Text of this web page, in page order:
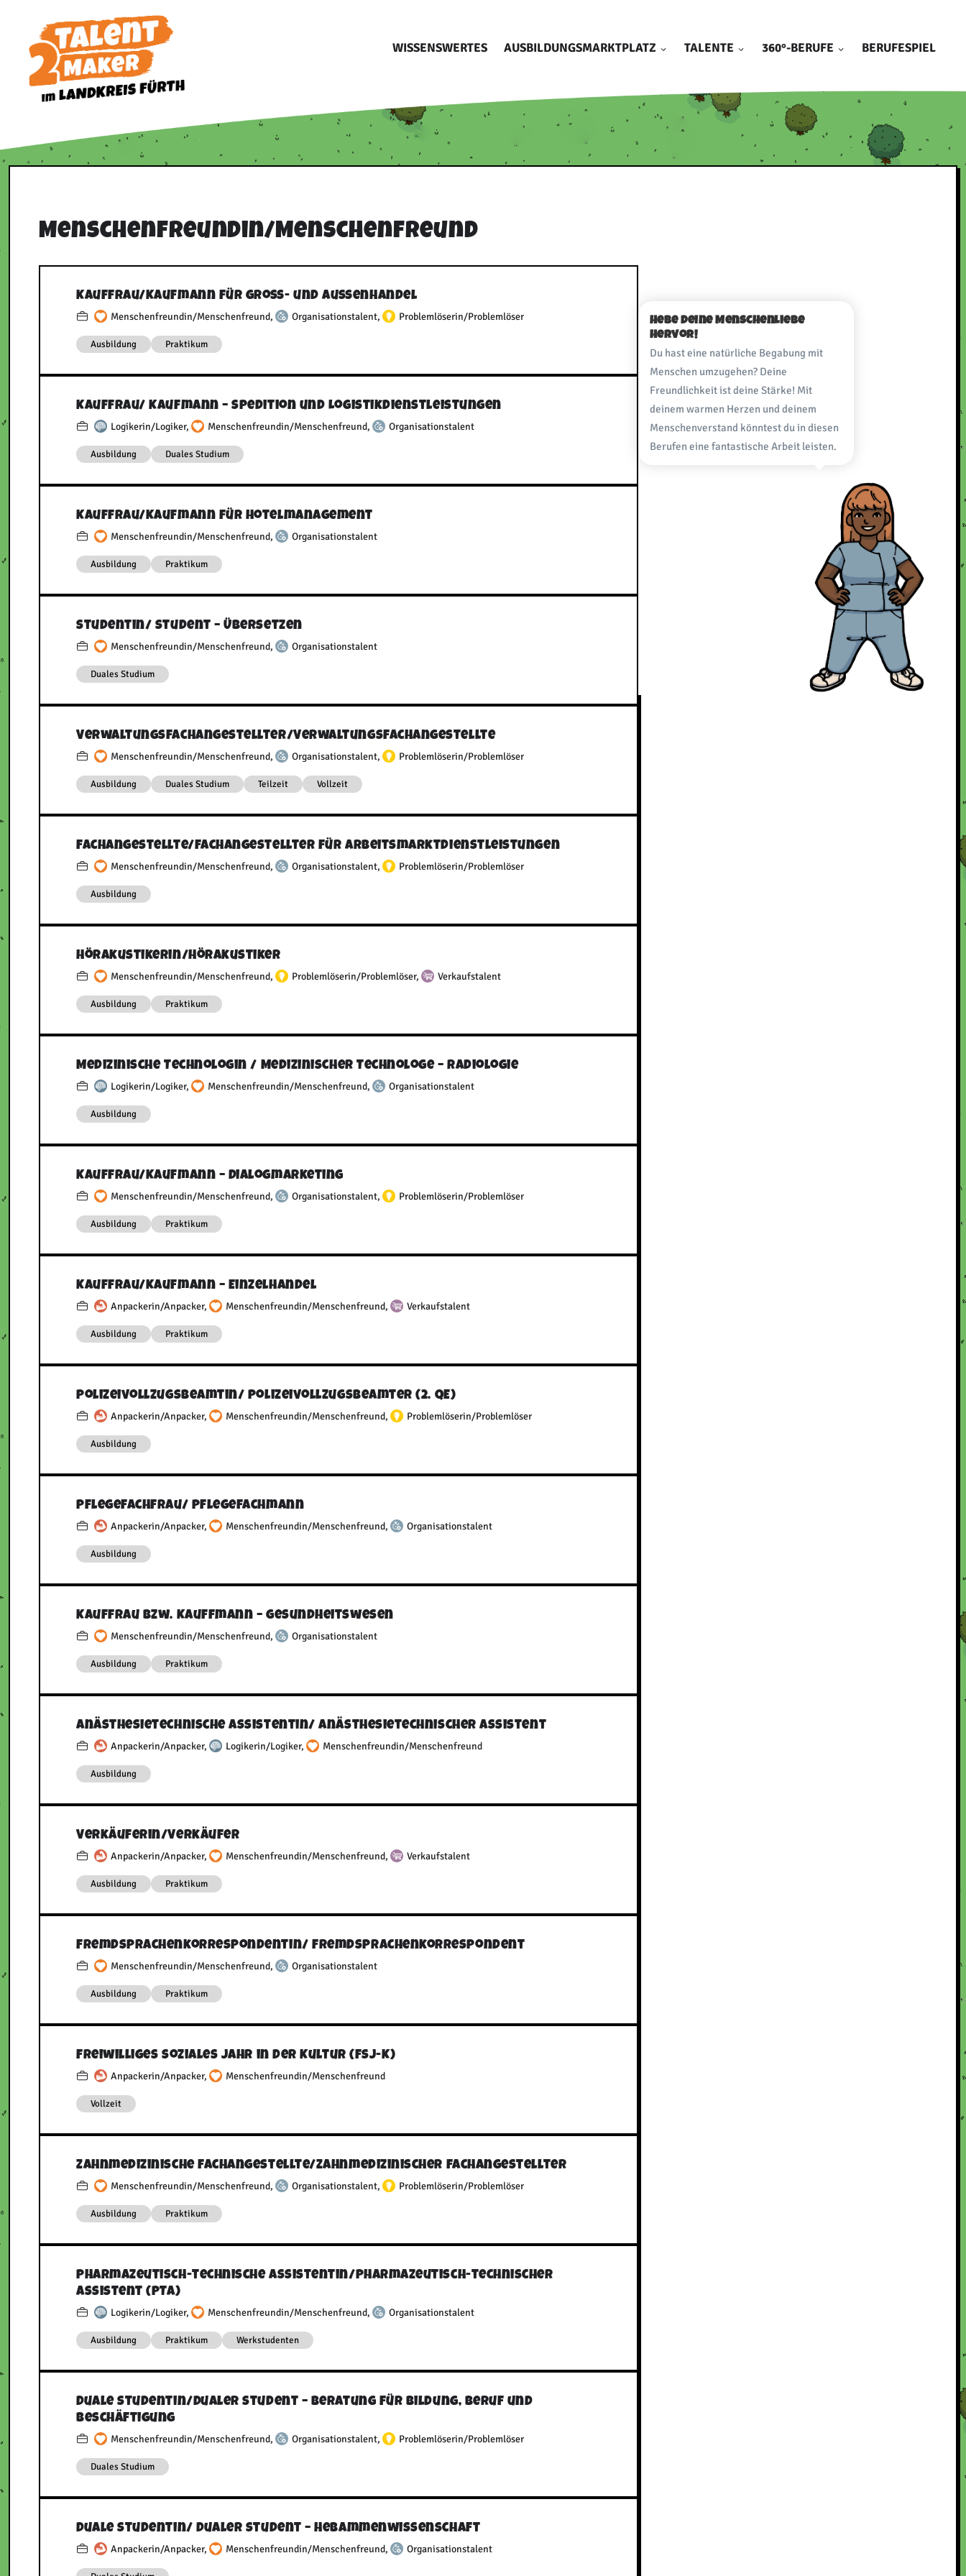
springen
WISSENSWERTES AUSBILDUNGSMARKTPLATZ TALENTE 360°-BERUFE BERUFESPIEL
Menschenfreundin/​Menschenfreund
Kauffrau/​Kaufmann für Groß- und Außenhandel
Menschenfreundin/Menschenfreund, Organisationstalent, Problemlöserin/Problemlöser
Ausbildung Praktikum
Kauffrau/​ Kaufmann – Spedition und Logistikdienstleistungen
Logikerin/Logiker, Menschenfreundin/Menschenfreund, Organisationstalent
Ausbildung Duales Studium
Kauffrau/​Kaufmann für Hotelmanagement
Menschenfreundin/Menschenfreund, Organisationstalent
Ausbildung Praktikum
Studentin/​ Student – Übersetzen
Menschenfreundin/Menschenfreund, Organisationstalent
Duales Studium
Verwaltungsfachangestellter/​Verwaltungsfachangestellte
Menschenfreundin/Menschenfreund, Organisationstalent, Problemlöserin/Problemlöser
Ausbildung Duales Studium Teilzeit Vollzeit
Fachangestellte/​Fachangestellter für Arbeitsmarktdienstleistungen
Menschenfreundin/Menschenfreund, Organisationstalent, Problemlöserin/Problemlöser
Ausbildung
Hörakustikerin/​Hörakustiker
Menschenfreundin/Menschenfreund, Problemlöserin/Problemlöser, Verkaufstalent
Ausbildung Praktikum
Medizinische Technologin /​ Medizinischer Technologe – Radiologie
Logikerin/Logiker, Menschenfreundin/Menschenfreund, Organisationstalent
Ausbildung
Kauffrau/​Kaufmann – Dialogmarketing
Menschenfreundin/Menschenfreund, Organisationstalent, Problemlöserin/Problemlöser
Ausbildung Praktikum
Kauffrau/​Kaufmann – Einzelhandel
Anpackerin/Anpacker, Menschenfreundin/Menschenfreund, Verkaufstalent
Ausbildung Praktikum
Polizeivollzugsbeamtin/​ Polizeivollzugsbeamter (2. QE)
Anpackerin/Anpacker, Menschenfreundin/Menschenfreund, Problemlöserin/Problemlöser
Ausbildung
Pflegefachfrau/​ Pflegefachmann
Anpackerin/Anpacker, Menschenfreundin/Menschenfreund, Organisationstalent
Ausbildung
Kauffrau bzw. Kauffmann – Gesundheitswesen
Menschenfreundin/Menschenfreund, Organisationstalent
Ausbildung Praktikum
Anästhesietechnische Assistentin/​ Anästhesietechnischer Assistent
Anpackerin/Anpacker, Logikerin/Logiker, Menschenfreundin/Menschenfreund
Ausbildung
Verkäuferin/​Verkäufer
Anpackerin/Anpacker, Menschenfreundin/Menschenfreund, Verkaufstalent
Ausbildung Praktikum
Fremdsprachenkorrespondentin/​ Fremdsprachenkorrespondent
Menschenfreundin/Menschenfreund, Organisationstalent
Ausbildung Praktikum
Freiwilliges soziales Jahr in der Kultur (FSJ-K)
Anpackerin/Anpacker, Menschenfreundin/Menschenfreund
Vollzeit
Zahnmedizinische Fachangestellte/​Zahnmedizinischer Fachangestellter
Menschenfreundin/Menschenfreund, Organisationstalent, Problemlöserin/Problemlöser
Ausbildung Praktikum
Pharmazeutisch-technische Assistentin/​Pharmazeutisch-technischer
Assistent (PTA)
Logikerin/Logiker, Menschenfreundin/Menschenfreund, Organisationstalent
Ausbildung Praktikum Werkstudenten
Duale Studentin/​Dualer Student – Beratung für Bildung, Beruf und
Beschäftigung
Menschenfreundin/Menschenfreund, Organisationstalent, Problemlöserin/Problemlöser
Duales Studium
Duale Studentin/​ Dualer Student – Hebammenwissenschaft
Anpackerin/Anpacker, Menschenfreundin/Menschenfreund, Organisationstalent
Hebe deine Menschenliebe
hervor!
Du hast eine natürliche Begabung mit
Menschen umzugehen? Deine
Freundlichkeit ist deine Stärke! Mit
deinem warmen Herzen und deinem
Menschenverstand könntest du in diesen
Berufen eine fantastische Arbeit leisten.